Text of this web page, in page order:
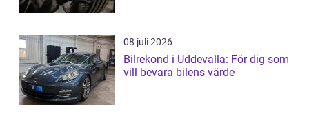
08 juli 2026
Bilrekond i Uddevalla: För dig som
vill bevara bilens värde